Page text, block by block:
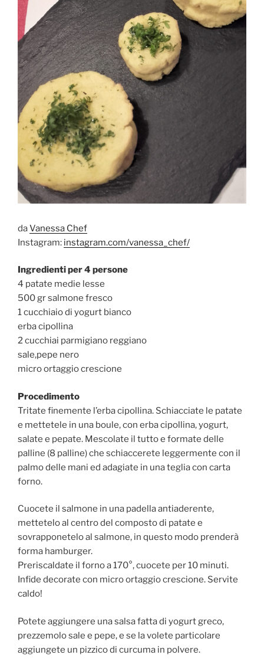
daVanessa Chef
Instagram: instagram.com/vanessa_chef/
Ingredienti per 4 persone
4 patate medie lesse
500 gr salmone fresco
1 cucchiaio di yogurt bianco
erba cipollina
2 cucchiai parmigiano reggiano
sale,pepe nero
micro ortaggio crescione
Procedimento
Tritate finemente l’erba cipollina. Schiacciate le patate
e mettetele in una boule, con erba cipollina, yogurt,
salate e pepate. Mescolate il tutto e formate delle
palline (8 palline) che schiaccerete leggermente con il
palmo delle mani ed adagiate in una teglia con carta
forno.
Cuocete il salmone in una padella antiaderente,
mettetelo al centro del composto di patate e
sovrapponetelo al salmone, in questo modo prenderà
forma hamburger.
Preriscaldate il forno a 170°, cuocete per 10 minuti.
Infide decorate con micro ortaggio crescione. Servite
caldo!
Potete aggiungere una salsa fatta di yogurt greco,
prezzemolo sale e pepe, e se la volete particolare
aggiungete un pizzico di curcuma in polvere.